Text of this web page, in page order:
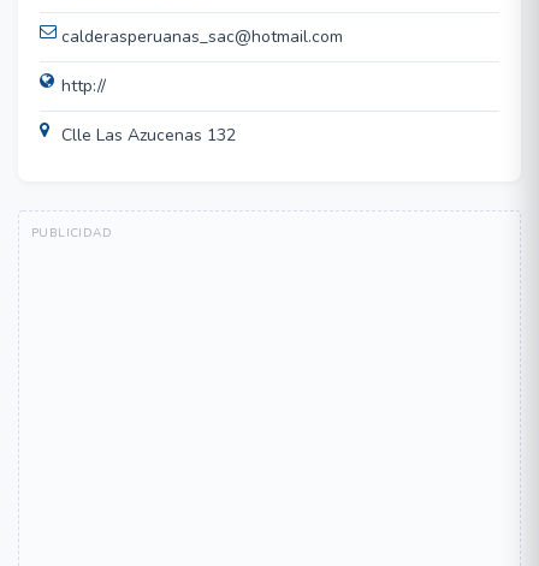
calderasperuanas_sac@hotmail.com
http://
Clle Las Azucenas 132